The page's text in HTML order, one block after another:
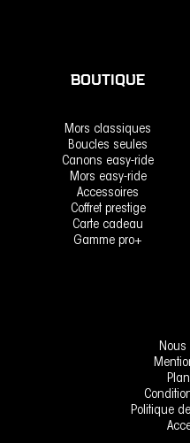
BOUTIQUE
Mors classiques
Boucles seules
Canons easy-ride
Mors easy-ride
Accessoires
Coffret prestige
Carte cadeau
Gamme pro+
Nous
Politique